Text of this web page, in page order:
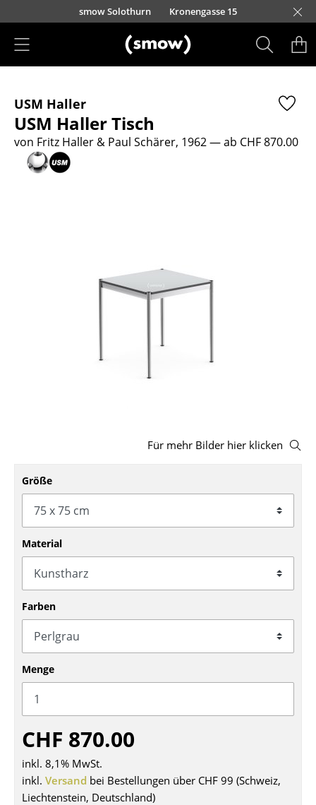
Direkt zum Inhaltsmow Solothurn Kronengasse 15
Sitzmöbel
Esszimmerstühle
Sofas
Freischwinger
Bänke & Liegen
Schaukelstühle
Bürodrehstühle
Bürosessel
Einzelteile
... alle Sitzmöbel
Tische
Esstische
Beistelltische
Couchtische
Schreibtische
Sekretäre & PC-Tische
USM Haller
USM Haller Tisch
von Fritz Haller & Paul Schärer, 1962— ab CHF 870.00
Für mehr Bilder hier klicken
Größe
Material
Farben
Menge
CHF 870.00
inkl. 8,1% MwSt.
inkl. Versand bei Bestellungen über CHF 99 (Schweiz,
Liechtenstein, Deutschland)